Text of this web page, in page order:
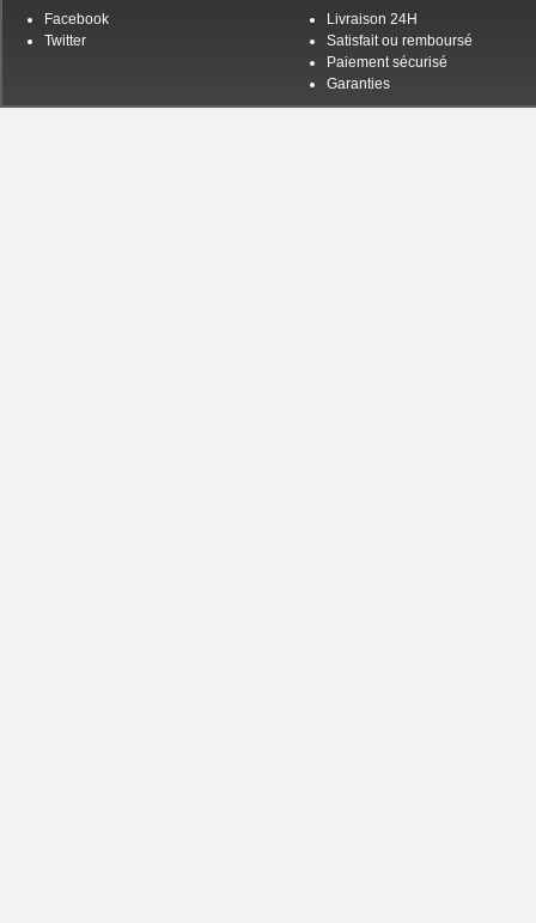
Facebook
Twitter
Livraison 24H
Satisfait ou remboursé
Paiement sécurisé
Garanties